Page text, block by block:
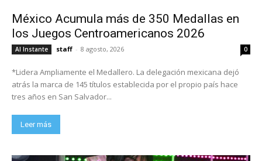
México Acumula más de 350 Medallas en
los Juegos Centroamericanos 2026
Al Instante staff - 8 agosto, 2026 0
*Lidera Ampliamente el Medallero. La delegación mexicana dejó
atrás la marca de 145 títulos establecida por el propio país hace
tres años en San Salvador...
Leer más